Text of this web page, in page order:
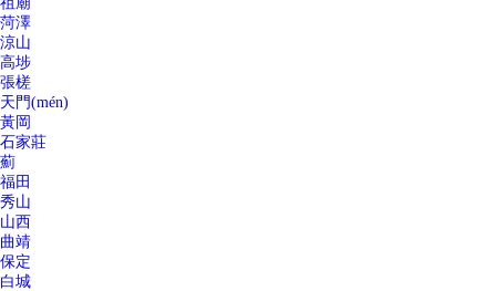
菏澤
涼山
高埗
張槎
天門(mén)
黃岡
石家莊
薊
福田
秀山
山西
曲靖
保定
白城